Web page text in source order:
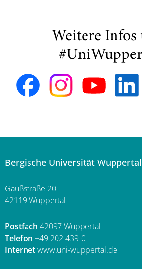
Weitere Infos
Bergische Universität Wuppertal
Gaußstraße 20
42119 Wuppertal
Postfach 42097 Wuppertal
Telefon +49 202 439-0
Internetwww.uni-wuppertal.de